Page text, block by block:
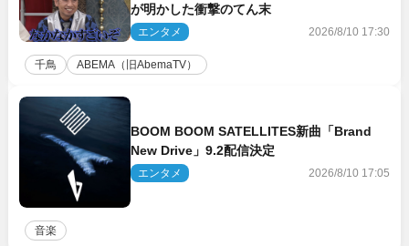
が明かした衝撃のてん末
エンタメ 2026/8/10 17:30
千鳥 ABEMA（旧AbemaTV）
BOOM BOOM SATELLITES新曲「Brand
New Drive」9.2配信決定
エンタメ 2026/8/10 17:05
音楽